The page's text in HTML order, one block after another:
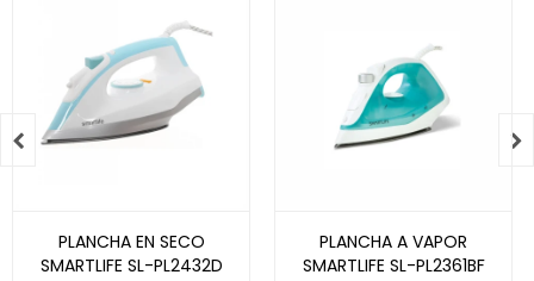
PLANCHA EN SECO
SMARTLIFE SL-PL2432D
PLANCHA A VAPOR
SMARTLIFE SL-PL2361BF
 